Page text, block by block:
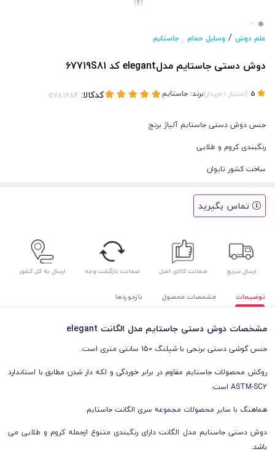
علم دوش / وسایل حمام / جاستایم
دوش دستی جاستایم مدلelegant کد 67719S81
(امتیاز 1خریدار)برند: جاستایم کدکالا:
جنس دوش دستی جاستایم آلیاژ برنج
رنگبندی کروم و طلایی
ساخت کشور تایوان
تماس بگیرید
ارسال سریع ضمانت کالای اصل ضمانت بازگشت وجه ارسال به کل کشور
توضیحات مشخصات محصول بازخوردها
مشخصات دوش دستی جاستایم مدل الگانت elegant
جنس گوشی دستی برنجی با شیلنگ 150 سانتی متری است.
روکش محصولات جاستایم مقاوم در برابر خوردگی و لکه دار شدن مطابق با استاندارد
ASTM-SC2 است.
هماهنگ با سایر محصولات مجموعه سری الگانت جاستایم
دوش دستی جاستایم مدل الگانت دارای رنگبندی متنوع ازجمله کروم و طلایی می
باشد.